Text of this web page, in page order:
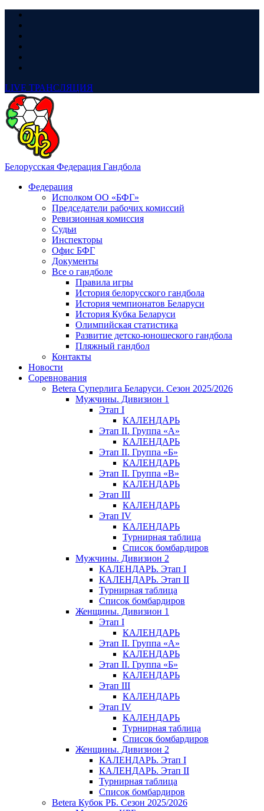
LIVE ТРАНСЛЯЦИЯ
Белорусская Федерация Гандбола
Федерация
Исполком ОО «БФГ»
Председатели рабочих комиссий
Ревизионная комиссия
Судьи
Инспекторы
Офис БФГ
Документы
Все о гандболе
Правила игры
История белорусского гандбола
История чемпионатов Беларуси
История Кубка Беларуси
Олимпийская статистика
Развитие детско-юношеского гандбола
Пляжный гандбол
Контакты
Новости
Соревнования
Betera Суперлига Беларуси. Сезон 2025/2026
Мужчины. Дивизион 1
Этап I
КАЛЕНДАРЬ
Этап II. Группа «А»
КАЛЕНДАРЬ
Этап II. Группа «Б»
КАЛЕНДАРЬ
Этап II. Группа «В»
КАЛЕНДАРЬ
Этап III
КАЛЕНДАРЬ
Этап IV
КАЛЕНДАРЬ
Турнирная таблица
Список бомбардиров
Мужчины. Дивизион 2
КАЛЕНДАРЬ. Этап I
КАЛЕНДАРЬ. Этап II
Турнирная таблица
Список бомбардиров
Женщины. Дивизион 1
Этап I
КАЛЕНДАРЬ
Этап II. Группа «А»
КАЛЕНДАРЬ
Этап II. Группа «Б»
КАЛЕНДАРЬ
Этап III
КАЛЕНДАРЬ
Этап IV
КАЛЕНДАРЬ
Турнирная таблица
Список бомбардиров
Женщины. Дивизион 2
КАЛЕНДАРЬ. Этап I
КАЛЕНДАРЬ. Этап II
Турнирная таблица
Список бомбардиров
Betera Кубок РБ. Сезон 2025/2026